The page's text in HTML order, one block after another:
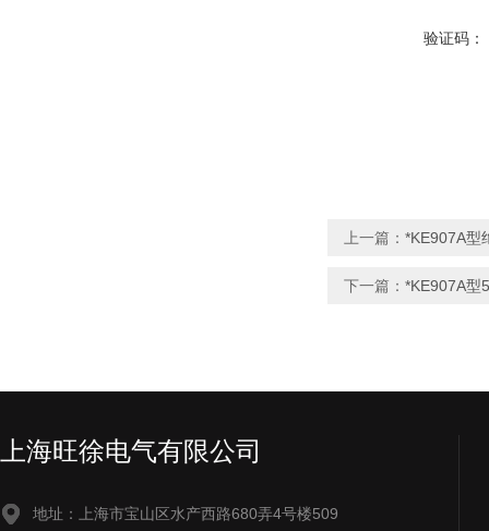
验证码：
上一篇： *KE907A型
下一篇： *KE907A型
上海旺徐电气有限公司
地址：上海市宝山区水产西路680弄4号楼509